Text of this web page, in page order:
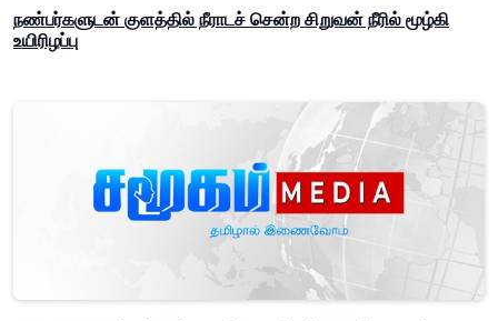
நண்பர்களுடன் குளத்தில் நீராடச் சென்ற சிறுவன் நீரில் மூழ்கி
உயிரிழப்பு